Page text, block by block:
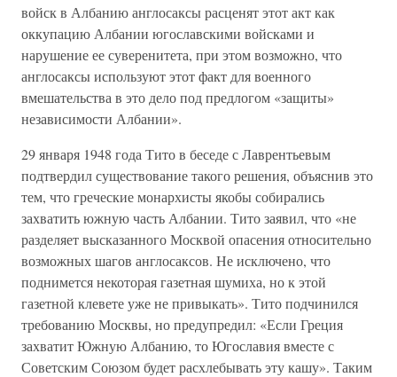
войск в Албанию англосаксы расценят этот акт как
оккупацию Албании югославскими войсками и
нарушение ее суверенитета, при этом возможно, что
англосаксы используют этот факт для военного
вмешательства в это дело под предлогом «защиты»
независимости Албании».
29 января 1948 года Тито в беседе с Лаврентьевым
подтвердил существование такого решения, объяснив это
тем, что греческие монархисты якобы собирались
захватить южную часть Албании. Тито заявил, что «не
разделяет высказанного Москвой опасения относительно
возможных шагов англосаксов. Не исключено, что
поднимется некоторая газетная шумиха, но к этой
газетной клевете уже не привыкать». Тито подчинился
требованию Москвы, но предупредил: «Если Греция
захватит Южную Албанию, то Югославия вместе с
Советским Союзом будет расхлебывать эту кашу». Таким